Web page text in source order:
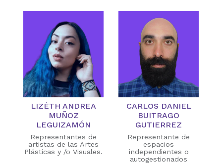
LIZÉTH ANDREA
MUÑOZ
LEGUIZAMÓN
Representantes de
artistas de las Artes
Plásticas y /o Visuales.
CARLOS DANIEL
BUITRAGO
GUTIERREZ
Representante de
espacios
independientes o
autogestionados